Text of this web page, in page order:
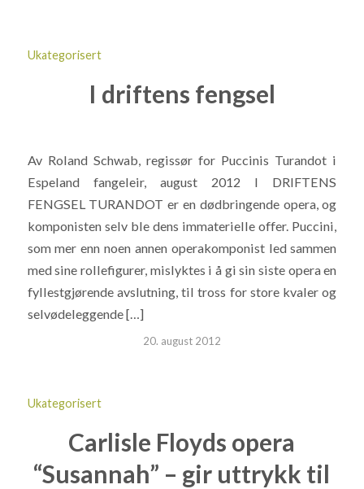
Ukategorisert
I driftens fengsel
Av Roland Schwab, regissør for Puccinis Turandot i
Espeland fangeleir, august 2012 I DRIFTENS
FENGSEL TURANDOT er en dødbringende opera, og
komponisten selv ble dens immaterielle offer. Puccini,
som mer enn noen annen operakomponist led sammen
med sine rollefigurer, mislyktes i å gi sin siste opera en
fyllestgjørende avslutning, til tross for store kvaler og
selvødeleggende […]
20. august 2012
Ukategorisert
Carlisle Floyds opera
“Susannah” – gir uttrykk til